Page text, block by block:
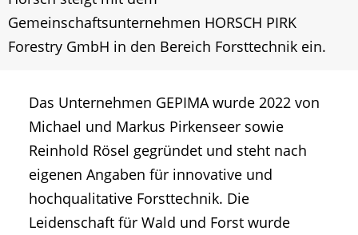
Gemeinschaftsunternehmen HORSCH PIRK
Forestry GmbH in den Bereich Forsttechnik ein.
Das Unternehmen GEPIMA wurde 2022 von
Michael und Markus Pirkenseer sowie
Reinhold Rösel gegründet und steht nach
eigenen Angaben für innovative und
hochqualitative Forsttechnik. Die
Leidenschaft für Wald und Forst wurde